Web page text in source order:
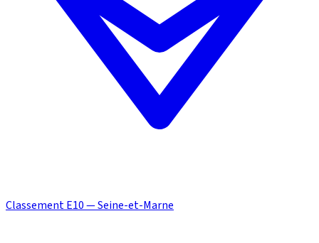
Classement E10 — Seine-et-Marne